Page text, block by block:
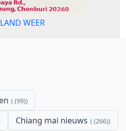
WEER
(99)
Chiang mai nieuws (266)